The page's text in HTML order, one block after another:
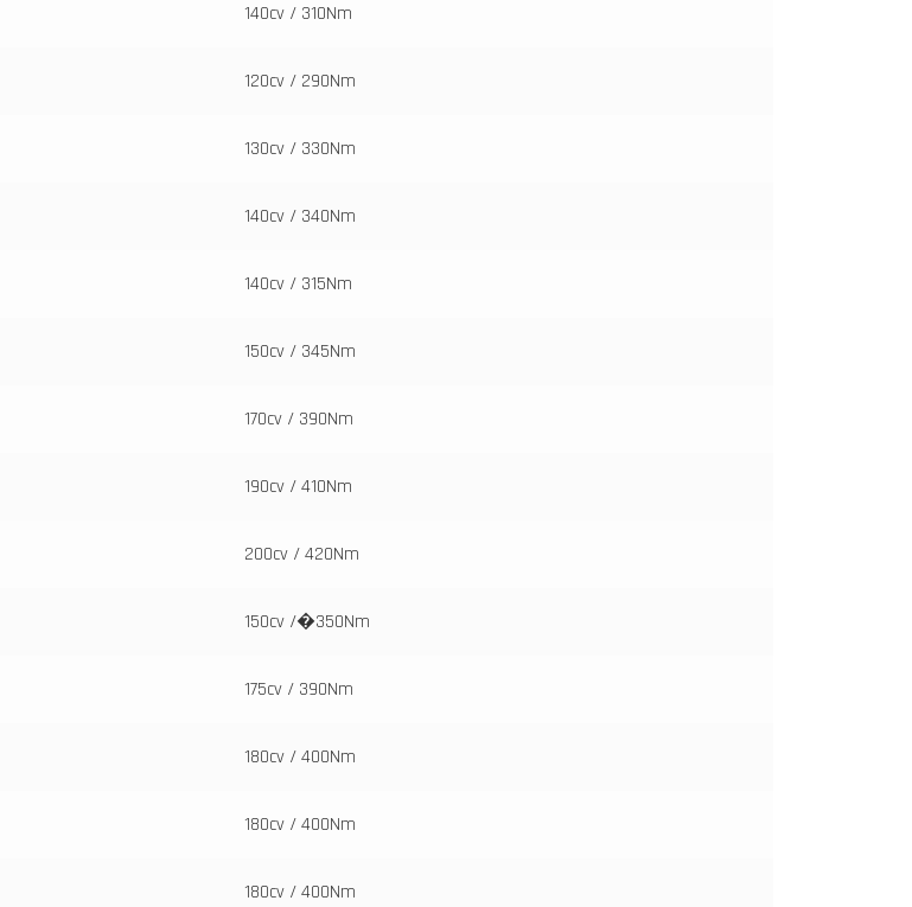
140cv / 310Nm
120cv / 290Nm
130cv / 330Nm
140cv / 340Nm
140cv / 315Nm
150cv / 345Nm
170cv / 390Nm
190cv / 410Nm
200cv / 420Nm
150cv /�350Nm
175cv / 390Nm
180cv / 400Nm
180cv / 400Nm
180cv / 400Nm